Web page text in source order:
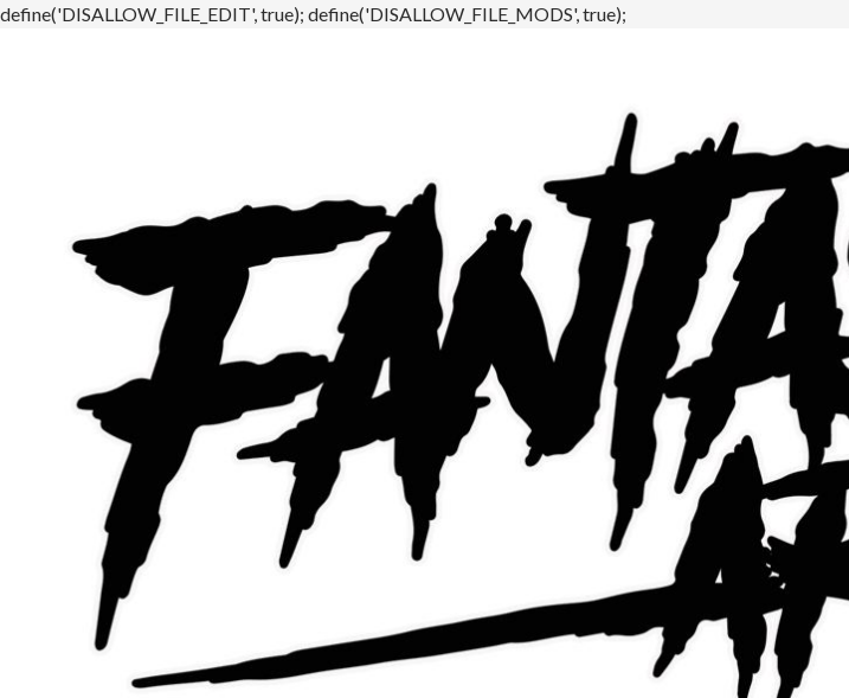
define('DISALLOW_FILE_EDIT', true); define('DISALLOW_FILE_MODS', true);